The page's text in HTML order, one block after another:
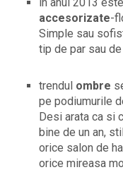
accesorizate-
Simple sau
tip de par sau
trendul ombre
pe podiumurile
Desi arata ca si
bine de un an,
orice salon de
orice mireasa